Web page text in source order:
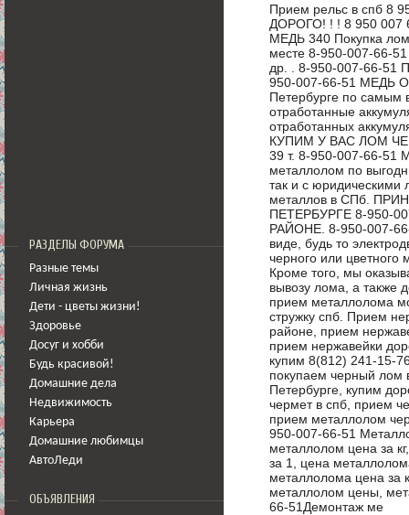
РАЗДЕЛЫ ФОРУМА
Разные темы
Личная жизнь
Дети - цветы жизни!
Здоровье
Досуг и хобби
Будь красивой!
Домашние дела
Недвижимость
Карьера
Домашние любимцы
АвтоЛеди
ОБЪЯВЛЕНИЯ
Прием рельс в спб
ДОРОГО! ! ! 8 950 007
МЕДЬ 340 Покупка
месте 8-950-007-66-
др. . 8-950-007-66-
950-007-66-51 МЕДЬ
Петербурге по
отработанные
отработанных
КУПИМ У ВАС ЛОМ
39 т. 8-950-007-66-51
металлолом по
так и с
металлов в СПб.
ПЕТЕРБУРГЕ 8-950-
РАЙОНЕ. 8-950-007-
виде, будь то
черного или
Кроме того, мы
вывозу лома, а также
прием металлолома
стружку спб. Прием
районе, прием
прием нержавейки
купим 8(812) 241-15-
покупаем черный лом
Петербурге, купим
чермет в спб, прием
прием металлолом
950-007-66-51
металлолом цена за
за 1, цена
металлолома цена за
металлолом цены,
66-51Демонтаж ме